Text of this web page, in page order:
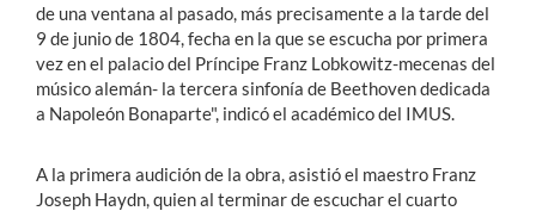
de una ventana al pasado, más precisamente a la tarde del
9 de junio de 1804, fecha en la que se escucha por primera
vez en el palacio del Príncipe Franz Lobkowitz-mecenas del
músico alemán- la tercera sinfonía de Beethoven dedicada
a Napoleón Bonaparte", indicó el académico del IMUS.
A la primera audición de la obra, asistió el maestro Franz
Joseph Haydn, quien al terminar de escuchar el cuarto